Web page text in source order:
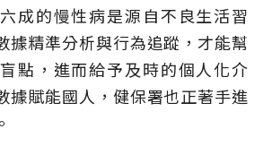
成的慢性病是源自不良生活習
據精準分析與行為追蹤，才能幫
點，進而給予及時的個人化介
據賦能國人，健保署也正著手進